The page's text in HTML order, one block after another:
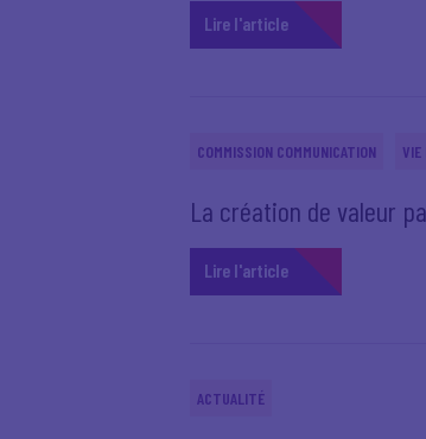
Lire l'article
COMMISSION COMMUNICATION VIE
La création de valeur
Lire l'article
ACTUALITÉ